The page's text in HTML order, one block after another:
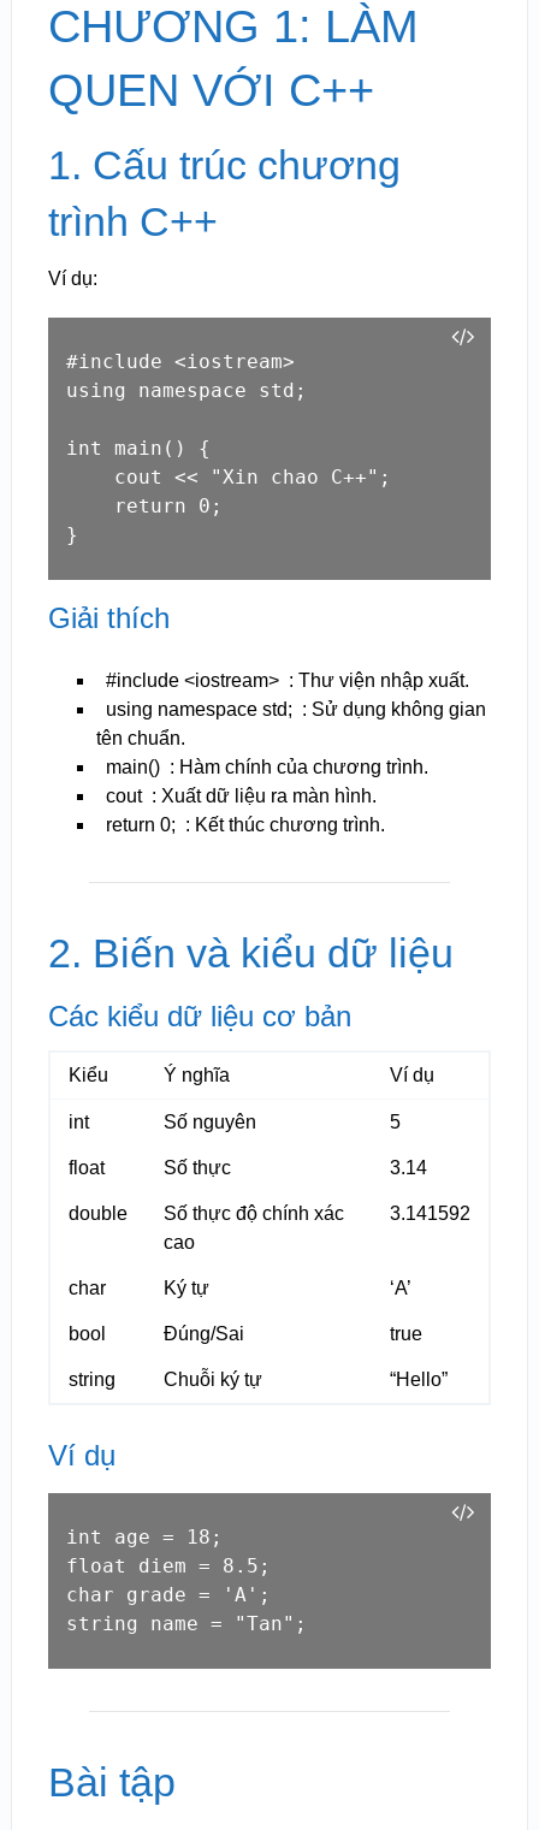
CHƯƠNG 1: LÀM
QUEN VỚI C++
1. Cấu trúc chương
trình C++
Ví dụ:
#include <iostream>
using namespace std;
int main() {
    cout << "Xin chao C++";
    return 0;
}
Giải thích
#include <iostream> : Thư viện nhập xuất.
using namespace std; : Sử dụng không gian
tên chuẩn.
main() : Hàm chính của chương trình.
cout : Xuất dữ liệu ra màn hình.
return 0; : Kết thúc chương trình.
2. Biến và kiểu dữ liệu
Các kiểu dữ liệu cơ bản
Kiểu Ý nghĩa Ví dụ
int Số nguyên 5
float Số thực 3.14
double
Số thực độ chính xác
cao
3.141592
char Ký tự ‘A’
bool Đúng/Sai true
string Chuỗi ký tự “Hello”
Ví dụ
int age = 18;
float diem = 8.5;
char grade = 'A';
string name = "Tan";
Bài tập